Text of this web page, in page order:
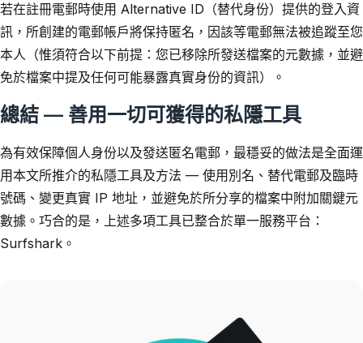
若在註冊電郵時使用 Alternative ID（替代身份）提供的登入資
訊，所創建的電郵帳戶將保持匿名，因該等電郵無法被追蹤至您
本人（惟須符合以下前提：您已移除所發送檔案的元數據，並避
免於檔案中提及任何可能暴露真實身份的資訊）。
總結 — 善用一切可獲得的私隱工具
為有效保障個人身份以及發送匿名電郵，最穩妥的做法是全面運
用本文所推介的私隱工具及方法 — 使用別名、替代電郵及臨時
號碼、變更真實 IP 地址，並避免於所分享的檔案中附加關鍵元
數據。巧合的是，上述多項工具已整合於單一服務平台：
Surfshark。